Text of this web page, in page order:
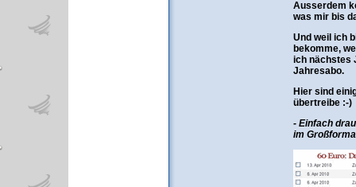
Ausserdem
was mir bis
Und weil ich
bekomme,
ich nächstes
Jahresabo.
Hier sind
übertreibe :-)
- Einfach
im